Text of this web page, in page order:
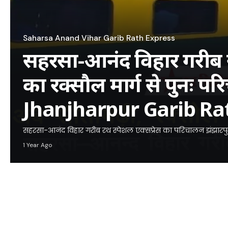
Saharsa Anand Vihar Garib Rath Express
सहरसा-आनंद विहार गरीब
का रक्सौल मार्ग से पुनः
Jhanjharpur Garib
सहरसा-आनंद विहार गरीब रथ स्पेशल एक्सप्रेस का परिचालन
1 Year Ago